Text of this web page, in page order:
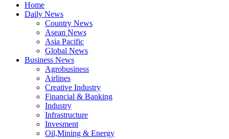
Home
Daily News
Country News
Asean News
Asia Pacific
Global News
Business News
Agrobusiness
Airlines
Creative Industry
Financial & Banking
Industry
Infrastructure
Invesment
Oil,Mining & Energy